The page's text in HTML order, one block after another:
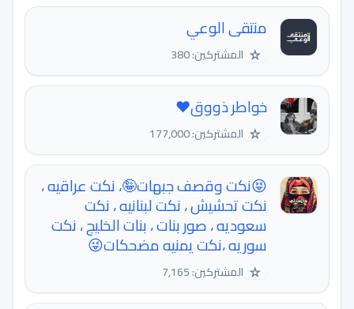
منتقى الوعي
☆ المشتركين: 380
خواطر ذووق❤️
☆ المشتركين: 177,000
😝نكت وقصف جبهات🤪، نكت عراقيه ،
نكت تحشيش ، نكت لبنانيه ، نكت
سعوديه ، صور بنات ، بنات الخليج ، نكت
سوريه ،نكت يمنيه مضحكات😜
☆ المشتركين: 7,165